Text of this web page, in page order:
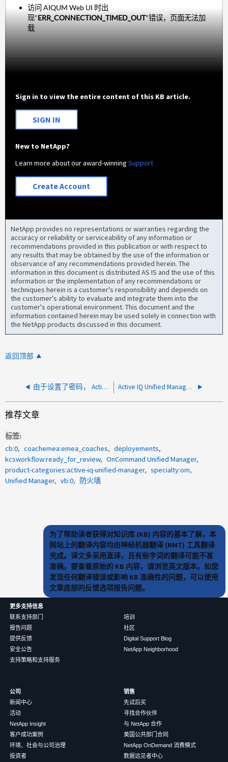
访问 AIQUM Web UI 时出
现"ERR_CONNECTION_TIMED_OUT"错误，页面无法加
载
Sign in to view the entire content of this KB article.
SIGN IN
New to NetApp?
Learn more about our award-winningSupport
Create Account
NetApp provides no representations or warranties regarding the
accuracy or reliability or serviceability of any information or
recommendations provided in this publication or with respect to
any results that may be obtained by the use of the information or
observance of any recommendations provided herein. The
information in this document is distributed AS IS and the use of this
information or the implementation of any recommendations or
techniques herein is a customer's responsibility and depends on
the customer's ability to evaluate and integrate them into the
customer's operational environment. This document and the
information contained herein may be used solely in connection with
the NetApp products discussed in this document.
返回顶部
由于设置了密码， Active IQ Unified Manager 更新失败 Active IQ Unified Manager ：升级到 9.6 或更高版本后，不会显示计划报告
推荐文章
标签
cb:0
coachemea:emea_coaches
deployements
kcsworkflow:ready_for_review
OnCommand Unified Manager
product-categories:active-iq-unified-manager
specialty:om
Unified Manager
vb:0 防火墙
为了帮助读者获得对知识库 (KB) 内容的基本了解，本
网站上的翻译内容均由神经机器翻译 (NMT) 工具翻译
完成。译文多采用直译，且有些字词的翻译可能不甚
准确。要查看原始的 KB 内容，请浏览英文版本。如您
发现任何翻译错误或影响 KB 准确性的问题，可以使用
文章底部的反馈选项报告问题。
更多支持信息
联系支持部门
报告问题
提供反馈
安全公告
支持策略和支持服务
培训
社区
Digital Support Blog
NetApp Neighborhood
公司
新闻中心
活动
NetApp Insight
客户成功案例
环境、社会与公司治理
投资者
销售
先试后买
寻找合作伙伴
与 NetApp 合作
美国公共部门合同
NetApp OnDemand 消费模式
数据远见者中心